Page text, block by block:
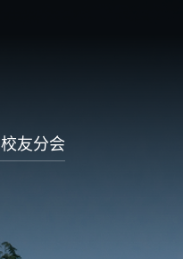
校友分会